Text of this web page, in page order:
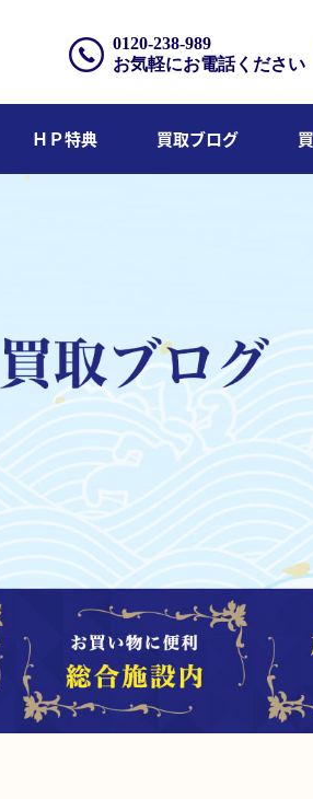
0120-238-989
お気軽にお電話ください
ＨＰ特典 買取ブログ